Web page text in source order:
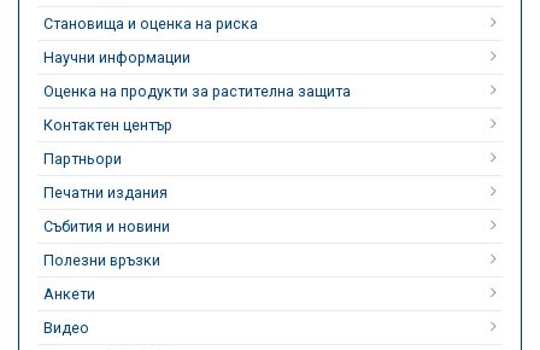
Становища и оценка на риска
Научни информации
Оценка на продукти за растителна защита
Контактен център
Партньори
Печатни издания
Събития и новини
Полезни връзки
Анкети
Видео